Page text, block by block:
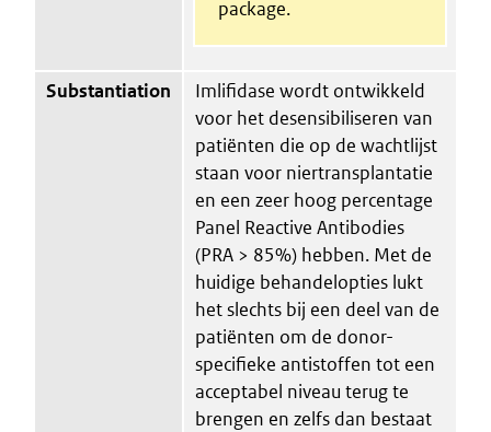
package.
Substantiation
Imlifidase wordt ontwikkeld
voor het desensibiliseren van
patiënten die op de wachtlijst
staan voor niertransplantatie
en een zeer hoog percentage
Panel Reactive Antibodies
(PRA > 85%) hebben. Met de
huidige behandelopties lukt
het slechts bij een deel van de
patiënten om de donor-
specifieke antistoffen tot een
acceptabel niveau terug te
brengen en zelfs dan bestaat